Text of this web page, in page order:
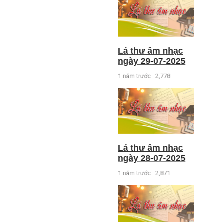
Lá thư âm nhạc
ngày 29-07-2025
1 năm trước 2,778
Lá thư âm nhạc
ngày 28-07-2025
1 năm trước 2,871